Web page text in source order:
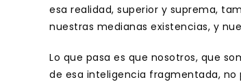
esa realidad, superior y suprema,
nuestras medianas existencias, y
Lo que pasa es que nosotros, que
de esa inteligencia fragmentada,